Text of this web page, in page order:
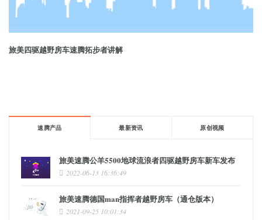
旅美四驱越野房车速腾拓步者讲解
速腾产品 最新资讯 原创视频
旅美速腾公羊5500地球流浪者四驱越野房车新车发布
2022-06-13 16:36:49
旅美速腾德国man指挥者越野房车（通仓版本）
2021-09-25 10:01:34